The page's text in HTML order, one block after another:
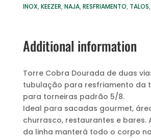
INOX,KEEZER,NAJA,RESFRIAMENTO, TALOS,
Additional information
Torre Cobra Dourada de duas
tubulação para resfriamento da
para torneiras padrão 5/8.
Ideal para sacadas gourmet,
churrasco, restaurantes e bares.
da linha manterá todo o corpo